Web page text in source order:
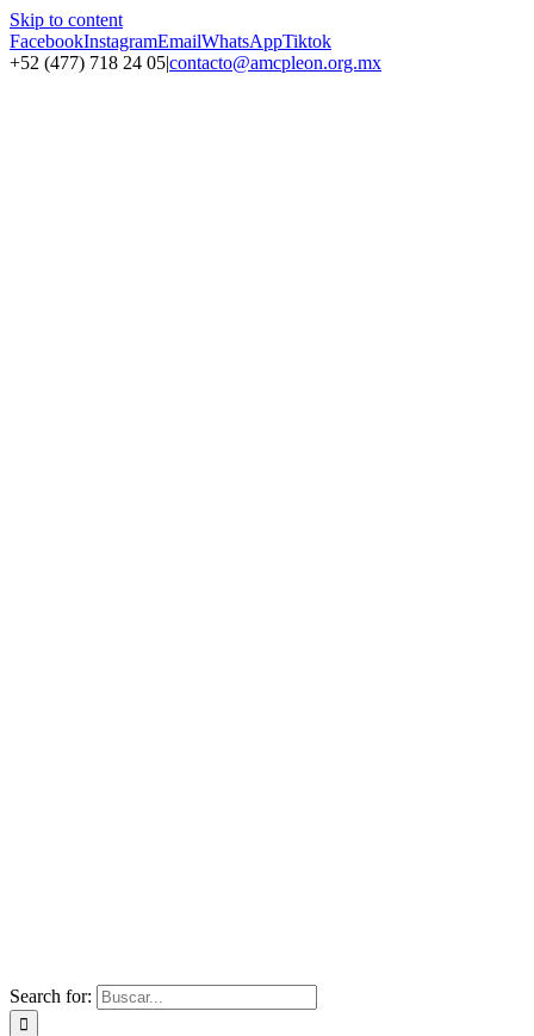
Skip to content
FacebookInstagramEmailWhatsAppTiktok
+52 (477) 718 24 05|contacto@amcpleon.org.mx
Search for: